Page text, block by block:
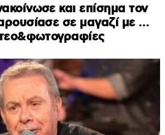
και επίσημα τον
σε μαγαζί με …